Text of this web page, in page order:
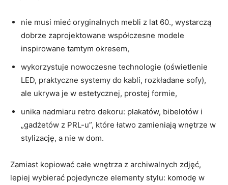
nie musi mieć oryginalnych mebli z lat 60., wystarczą
dobrze zaprojektowane współczesne modele
inspirowane tamtym okresem,
wykorzystuje nowoczesne technologie (oświetlenie
LED, praktyczne systemy do kabli, rozkładane sofy),
ale ukrywa je w estetycznej, prostej formie,
unika nadmiaru retro dekoru: plakatów, bibelotów i
„gadżetów z PRL-u”, które łatwo zamieniają wnętrze w
stylizację, a nie w dom.
Zamiast kopiować całe wnętrza z archiwalnych zdjęć,
lepiej wybierać pojedyncze elementy stylu: komodę w